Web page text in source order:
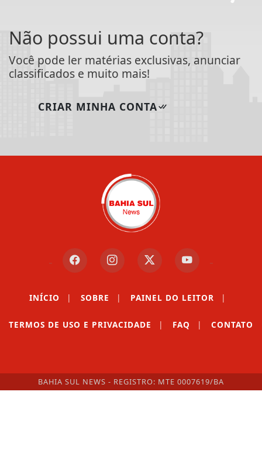
Não possui uma conta?
Você pode ler matérias exclusivas, anunciar
classificados e muito mais!
CRIAR MINHA CONTA
INÍCIO | SOBRE | PAINEL DO LEITOR |
TERMOS DE USO E PRIVACIDADE | FAQ | CONTATO
BAHIA SUL NEWS - REGISTRO: MTE 0007619/BA